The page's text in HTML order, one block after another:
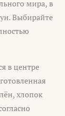
мира, в
Выбирайте
в центре
хлопок